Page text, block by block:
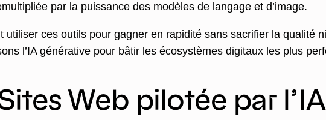
par la puissance des modèles de langage et d’image.
utiliser ces outils pour gagner en rapidité sans sacrifier la qualité
l’IA générative pour bâtir les écosystèmes digitaux les plus
Web pilotée par